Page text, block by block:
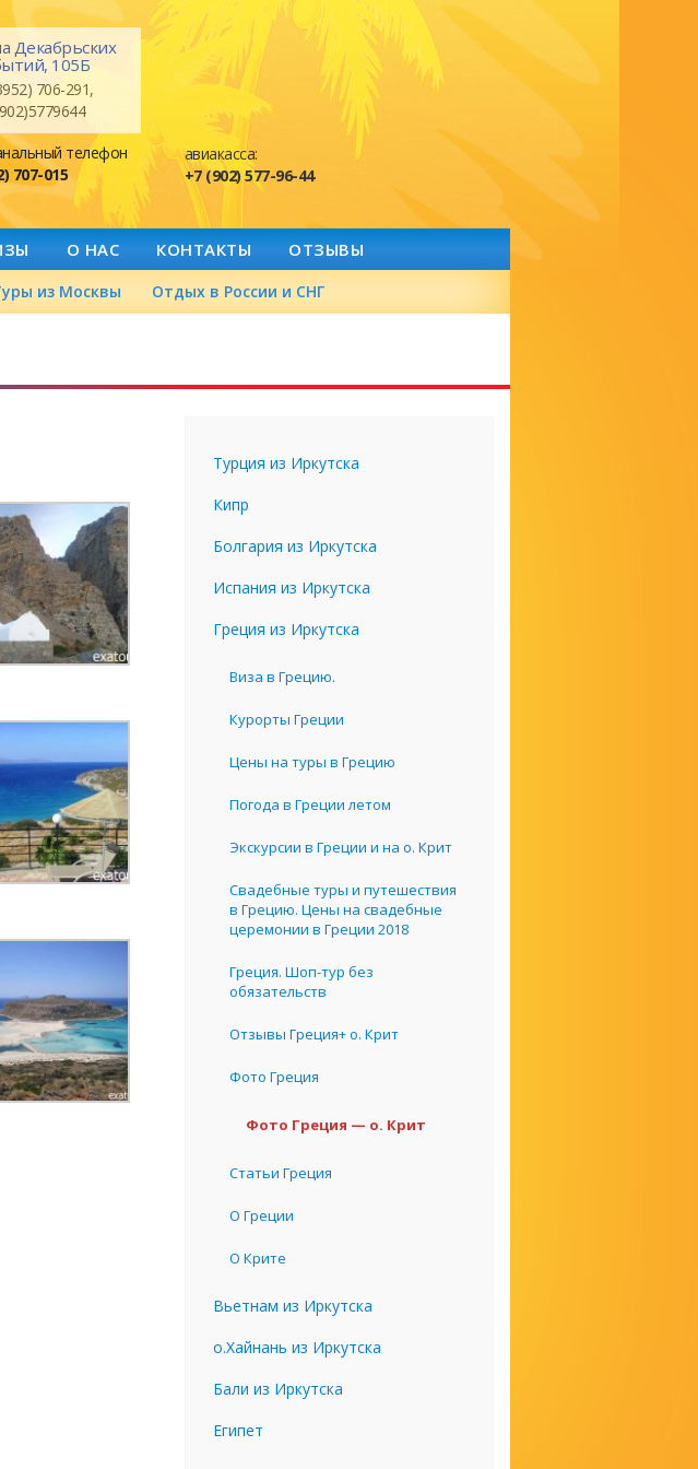
Декабрьских
105Б
706-291,
телефон
707-015
авиакасса:
+7 (902) 577-96-44
О НАС КОНТАКТЫ ОТЗЫВЫ
из Москвы Отдых в России и СНГ
Турция из Иркутска
Кипр
Болгария из Иркутска
Испания из Иркутска
Греция из Иркутска
Виза в Грецию.
Курорты Греции
Цены на туры в Грецию
Погода в Греции летом
Экскурсии в Греции и на о. Крит
Свадебные туры и путешествия
в Грецию. Цены на свадебные
церемонии в Греции 2018
Греция. Шоп-тур без
обязательств
Отзывы Греция+ о. Крит
Фото Греция
Фото Греция — о. Крит
Статьи Греция
О Греции
О Крите
Вьетнам из Иркутска
о.Хайнань из Иркутска
Бали из Иркутска
Египет